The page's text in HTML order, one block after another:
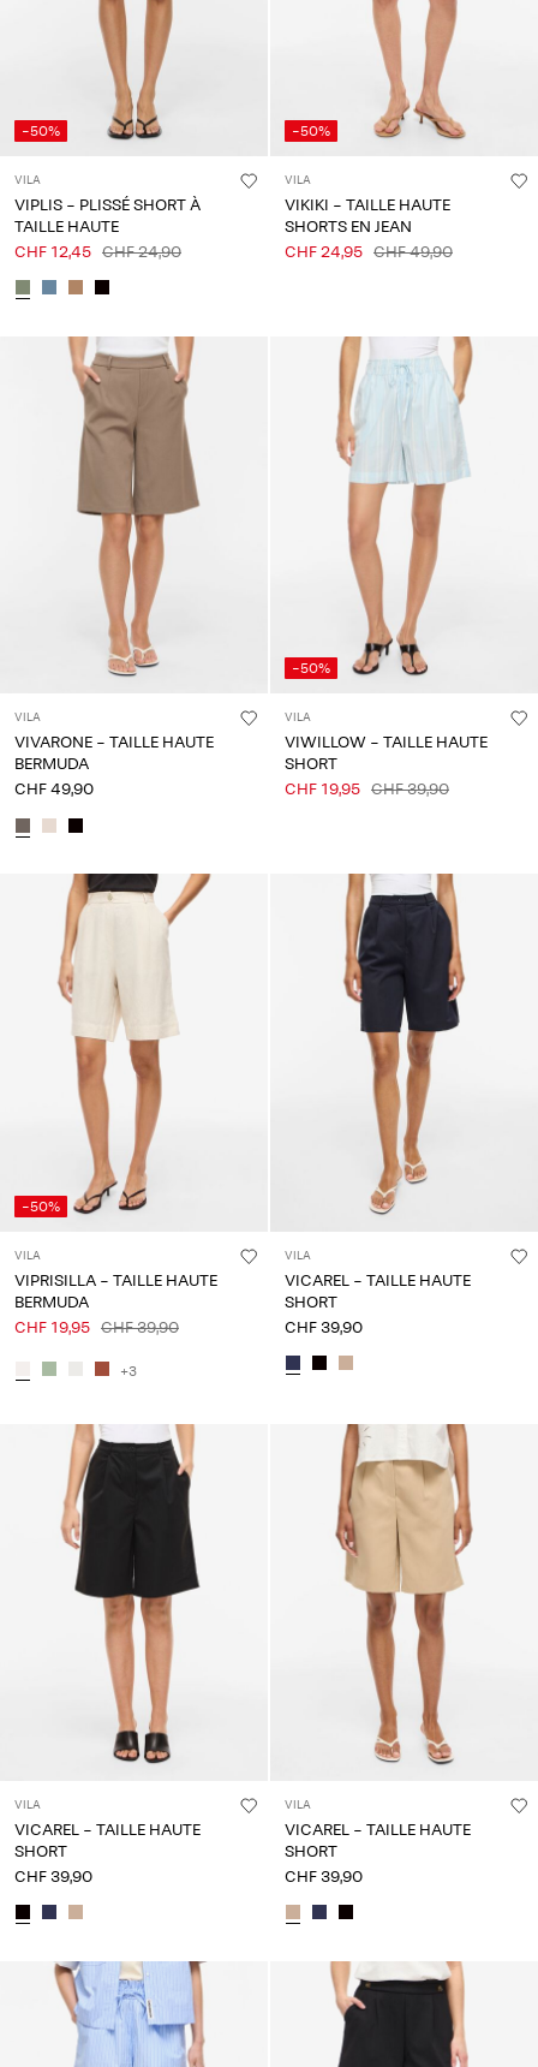
-50%
VILA
VIPLIS - PLISSÉ SHORT À
TAILLE HAUTE
CHF 12,45 CHF 24,90
-50%
VILA
VIKIKI - TAILLE HAUTE
SHORTS EN JEAN
CHF 24,95 CHF 49,90
VILA
VIVARONE - TAILLE HAUTE
BERMUDA
CHF 49,90
-50%
VILA
VIWILLOW - TAILLE HAUTE
SHORT
CHF 19,95 CHF 39,90
-50%
VILA
VIPRISILLA - TAILLE HAUTE
BERMUDA
CHF 19,95 CHF 39,90
+3
VILA
VICAREL - TAILLE HAUTE
SHORT
CHF 39,90
VILA
VICAREL - TAILLE HAUTE
SHORT
CHF 39,90
VILA
VICAREL - TAILLE HAUTE
SHORT
CHF 39,90